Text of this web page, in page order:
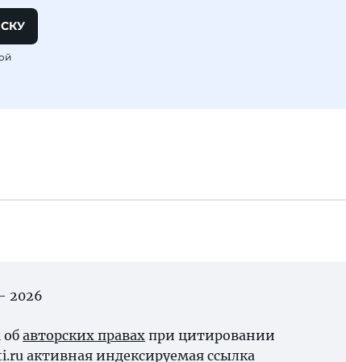
2026
об авторских правах при цитировании
активная индексируемая ссылка